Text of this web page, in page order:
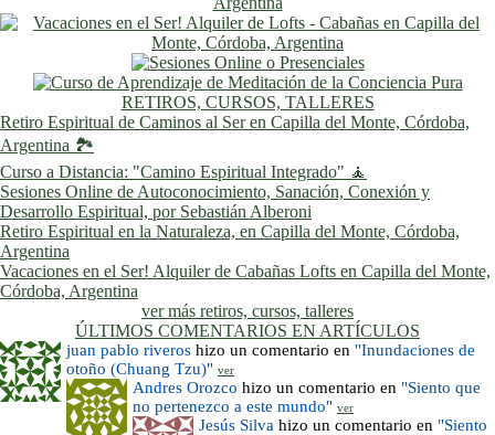
RETIROS, CURSOS, TALLERES
Retiro Espiritual de Caminos al Ser en Capilla del Monte, Córdoba,
Argentina 🏞️
Curso a Distancia: "Camino Espiritual Integrado" 🧘
Sesiones Online de Autoconocimiento, Sanación, Conexión y
Desarrollo Espiritual, por Sebastián Alberoni
Retiro Espiritual en la Naturaleza, en Capilla del Monte, Córdoba,
Argentina
Vacaciones en el Ser! Alquiler de Cabañas Lofts en Capilla del Monte,
Córdoba, Argentina
ver más retiros, cursos, talleres
ÚLTIMOS COMENTARIOS EN ARTÍCULOS
juan pablo riveros hizo un comentario en "Inundaciones de
otoño (Chuang Tzu)" ver
Andres Orozco hizo un comentario en "Siento que
no pertenezco a este mundo" ver
Jesús Silva hizo un comentario en "Siento